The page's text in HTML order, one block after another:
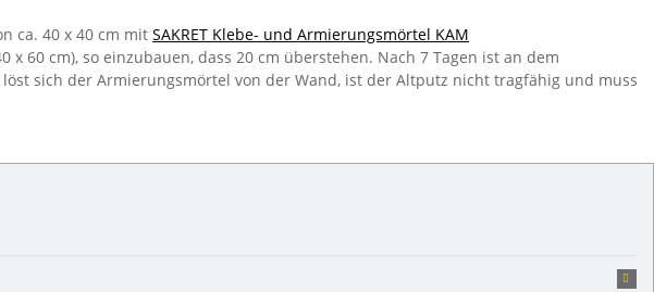
ca. 40 x 40 cm mit SAKRET Klebe- und Armierungsmörtel KAM
x 60 cm), so einzubauen, dass 20 cm überstehen. Nach 7 Tagen ist an dem
sich der Armierungsmörtel von der Wand, ist der Altputz nicht tragfähig und muss